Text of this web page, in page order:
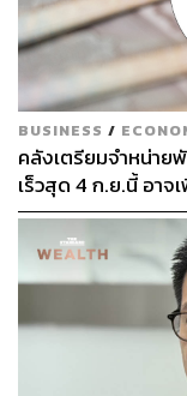
BUSINESS /
คลังเตรียมจำหน่าย
เร็วสุด 4 ก.ย.นี้ อา
First มากขึ้น